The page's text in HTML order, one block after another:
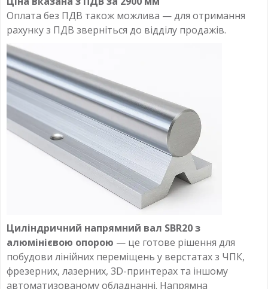
Оплата без ПДВ також можлива — для отримання
рахунку з ПДВ зверніться до відділу продажів.
Циліндричний напрямний вал SBR20 з
алюмінієвою опорою — це готове рішення для
побудови лінійних переміщень у верстатах з ЧПК,
фрезерних, лазерних, 3D-принтерах та іншому
автоматизованому обладнанні. Напрямна